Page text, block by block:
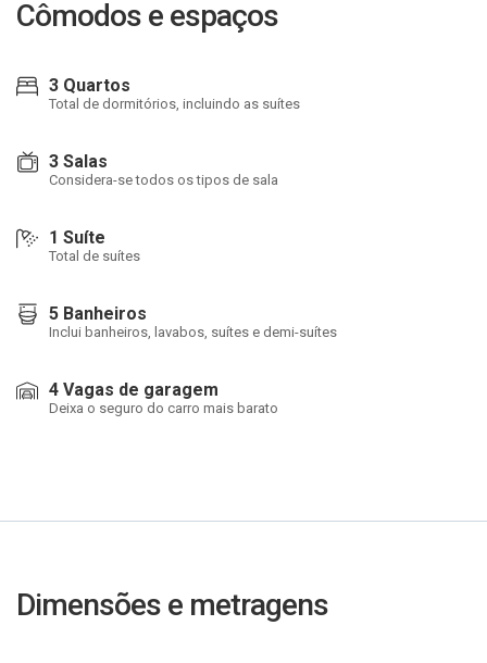
Cômodos e espaços
3 Quartos
Total de dormitórios, incluindo as suítes
3 Salas
Considera-se todos os tipos de sala
1 Suíte
Total de suítes
5 Banheiros
Inclui banheiros, lavabos, suítes e demi-suítes
4 Vagas de garagem
Deixa o seguro do carro mais barato
Dimensões e metragens